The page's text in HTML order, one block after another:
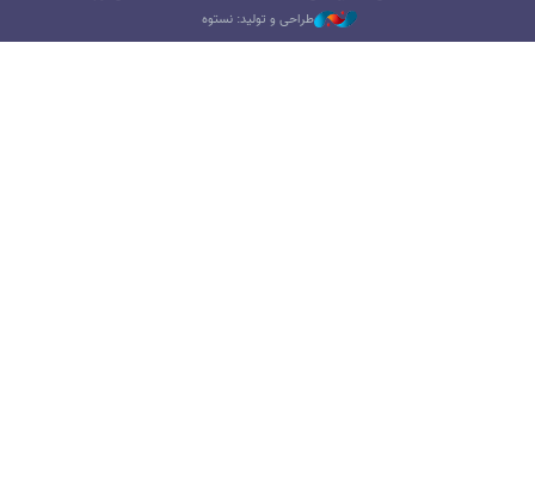
طراحی و تولید: نستوه